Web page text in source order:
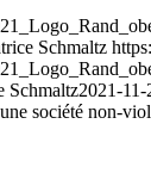
Schmaltz
Schmaltz2021-
société non-